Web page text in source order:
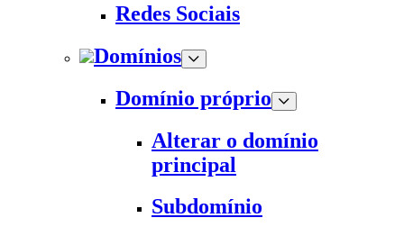
Redes Sociais
Domínios
Domínio próprio
Alterar o domínio
principal
Subdomínio